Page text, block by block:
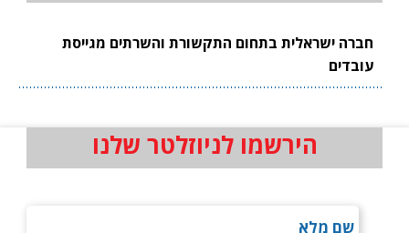
חברה ישראלית בתחום התקשורת והשרתים מגייסת
עובדים
הירשמו לניוזלטר שלנו